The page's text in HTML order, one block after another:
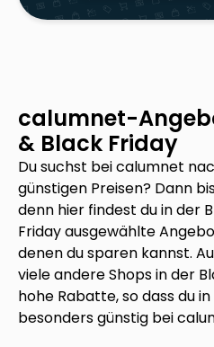
calumnet-
& Black Friday
Du suchst beicalumnet
günstigen Preisen? Dann
denn hier findest du in der
Friday ausgewählte
denen du sparen kannst.
viele andere Shops in der
hohe Rabatte, so dass du
besonders günstig bei